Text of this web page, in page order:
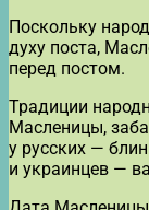
Поскольку
духу поста,
перед постом.
Традиции
Масленицы,
у русских —
и украинцев —